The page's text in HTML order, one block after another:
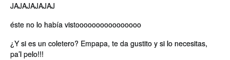
JAJAJAJAJAJ
éste no lo habí­a vistoooooooooooooooo
¿Y si es un coletero? Empapa, te da gustito y si lo necesitas,
pa’l pelo!!!